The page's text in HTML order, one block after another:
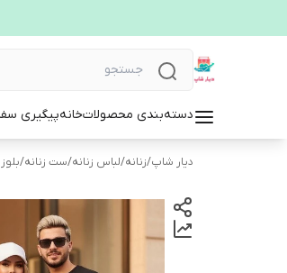
دسته‌بندی محصولاتخانهپیگیری
دیار شاپ/زنانه/لباس زنانه/ست زنانه/